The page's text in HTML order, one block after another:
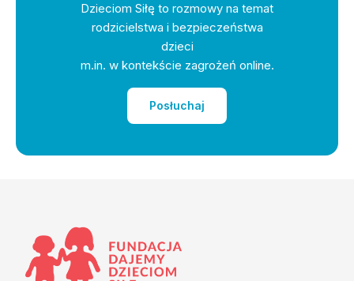
Dzieciom Siłę to rozmowy na temat
rodzicielstwa i bezpieczeństwa
dzieci
m.in. w kontekście zagrożeń online.
Posłuchaj